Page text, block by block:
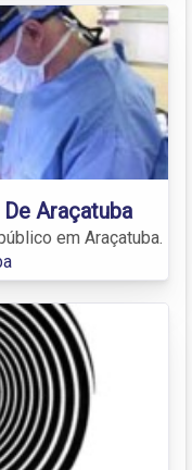
Araçatuba
em Araçatuba.